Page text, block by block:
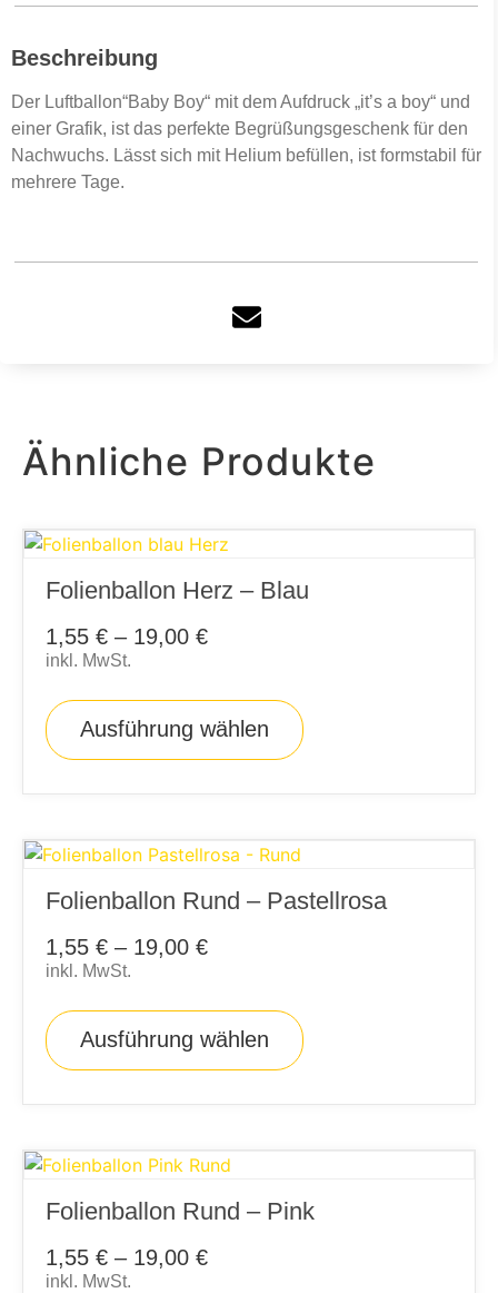
Beschreibung
Der Luftballon“Baby Boy“ mit dem Aufdruck „it’s a boy“ und
einer Grafik, ist das perfekte Begrüßungsgeschenk für den
Nachwuchs. Lässt sich mit Helium befüllen, ist formstabil für
mehrere Tage.
Ähnliche Produkte
Folienballon Herz – Blau
1,55 € – 19,00 €
inkl. MwSt.
Ausführung wählen
Folienballon Rund – Pastellrosa
1,55 € – 19,00 €
inkl. MwSt.
Ausführung wählen
Folienballon Rund – Pink
1,55 € – 19,00 €
inkl. MwSt.